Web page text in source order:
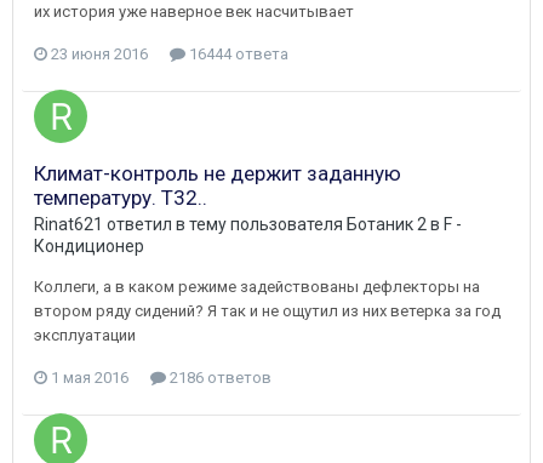
их история уже наверное век насчитывает
23 июня 2016 16444 ответа
Климат-контроль не держит заданную
температуру. Т32..
Rinat621 ответил в тему пользователя Ботаник 2 в F -
Кондиционер
Коллеги, а в каком режиме задействованы дефлекторы на
втором ряду сидений? Я так и не ощутил из них ветерка за год
эксплуатации
1 мая 2016 2186 ответов